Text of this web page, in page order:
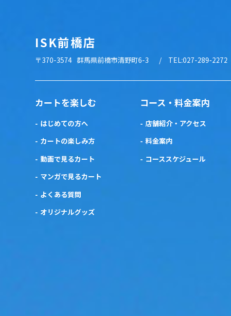
ISK前橋店
〒370-3574 群馬県前橋市清野町6-3 TEL:027-289-2272
カートを楽しむ
はじめての方へ
カートの楽しみ方
動画で見るカート
マンガで見るカート
よくある質問
オリジナルグッズ
コース・料金案内
店舗紹介・アクセス
料金案内
コーススケジュール